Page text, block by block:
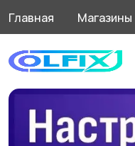
Главная Магазины